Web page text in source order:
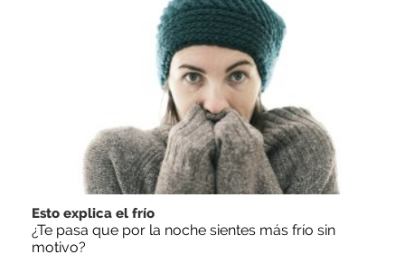
Esto explica el frío
¿Te pasa que por la noche sientes más frío sin
motivo?